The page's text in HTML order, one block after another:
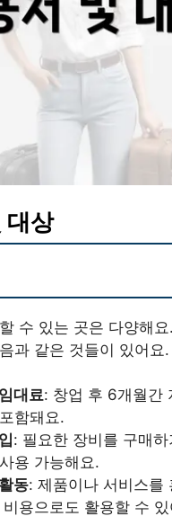
대상
수 있는 곳은 다양해
과 같은 것들이 있어요.
대료: 창업 후 6개월간
함돼요.
: 필요한 장비를 구매하
용 가능해요.
동: 제품이나 서비스를
용으로도 활용할 수